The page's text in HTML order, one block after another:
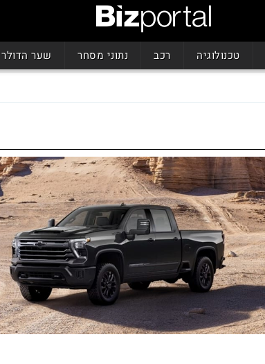
טכנולוגיה רכב נתוני מסחר שער הדולר